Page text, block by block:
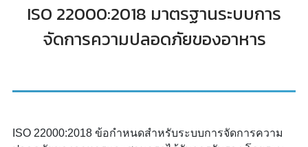
ISO 22000:2018 มาตรฐานระบบการ
จัดการความปลอดภัยของอาหาร
ISO 22000:2018 ข้อกำหนดสำหรับระบบการจัดการความ